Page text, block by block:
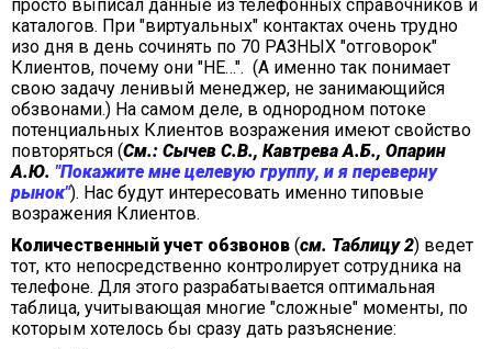
просто выписал данные из телефонных справочников и
каталогов. При "виртуальных" контактах очень трудно
изо дня в день сочинять по 70 РАЗНЫХ "отговорок"
Клиентов, почему они "НЕ…". (А именно так понимает
свою задачу ленивый менеджер, не занимающийся
обзвонами.) На самом деле, в однородном потоке
потенциальных Клиентов возражения имеют свойство
повторяться (См.: Сычев С.В., Кавтрева А.Б., Опарин
А.Ю. "Покажите мне целевую группу, и я переверну
рынок"). Нас будут интересовать именно типовые
возражения Клиентов.
Количественный учет обзвонов (см. Таблицу 2) ведет
тот, кто непосредственно контролирует сотрудника на
телефоне. Для этого разрабатывается оптимальная
таблица, учитывающая многие "сложные" моменты, по
которым хотелось бы сразу дать разъяснение: